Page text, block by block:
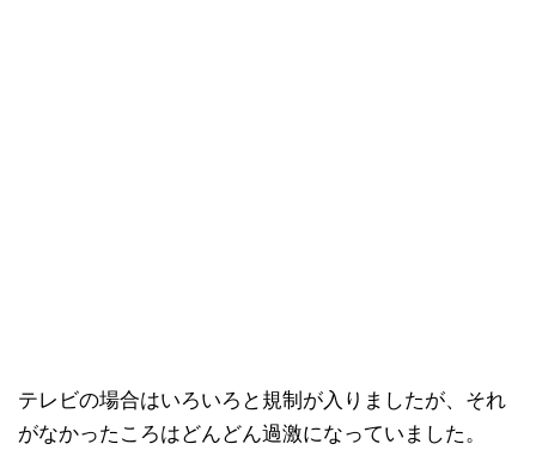
テレビの場合はいろいろと規制が入りましたが、それ
がなかったころはどんどん過激になっていました。